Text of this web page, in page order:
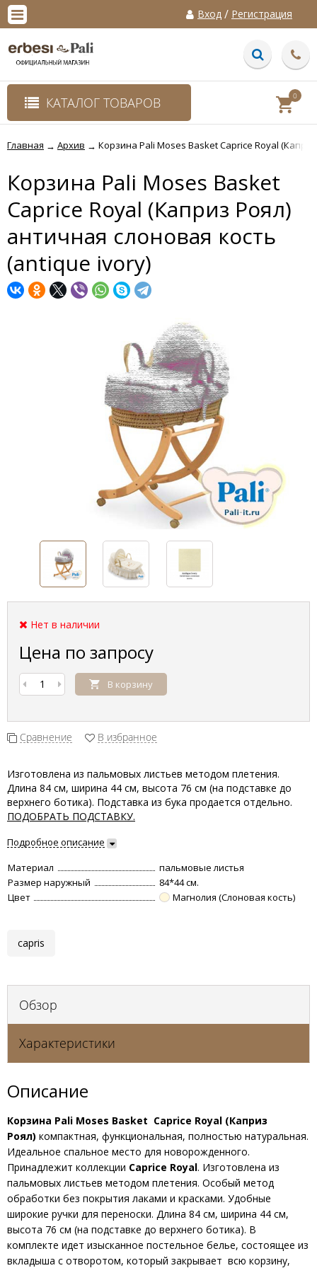
Вход / Регистрация
КАТАЛОГ ТОВАРОВ 0
Главная → Архив → Корзина Pali Moses Basket Caprice Royal
Корзина Pali Moses Basket
Caprice Royal (Каприз Роял)
античная слоновая кость
(antique ivory)
Нет в наличии
Цена по запросу
В корзину
Сравнение В избранное
Изготовлена из пальмовых листьев методом плетения.
Длина 84 см, ширина 44 см, высота 76 см (на подставке до
верхнего ботика). Подставка из бука продается отдельно.
ПОДОБРАТЬ ПОДСТАВКУ.
Подробное описание
Материал
пальмовые листья
Размер наружный
84*44 см.
Цвет
Магнолия (Слоновая кость)
capris
Обзор
Характеристики
Описание
Корзина Pali Moses Basket Caprice Royal (Каприз
Роял) компактная, функциональная, полностью натуральная.
Идеальное спальное место для новорожденного.
Принадлежит коллекции Caprice Royal. Изготовлена из
пальмовых листьев методом плетения. Особый метод
обработки без покрытия лаками и красками. Удобные
широкие ручки для переноски. Длина 84 см, ширина 44 см,
высота 76 см (на подставке до верхнего ботика). В
комплекте идет изысканное постельное белье, состоящее из
вкладыша с отворотом, который закрывает всю корзину,